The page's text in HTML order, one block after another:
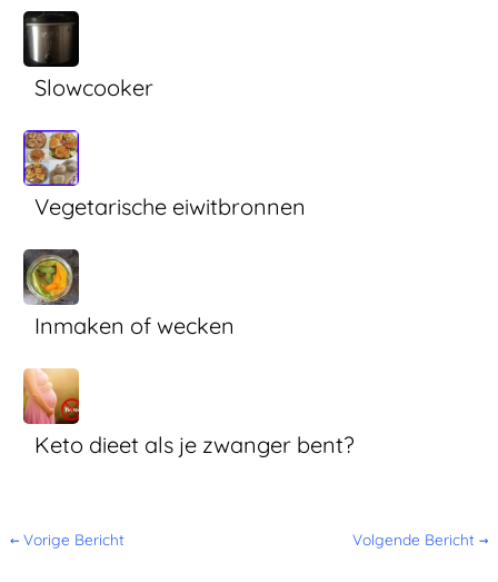
Slowcooker
Vegetarische eiwitbronnen
Inmaken of wecken
Keto dieet als je zwanger bent?
← Vorige Bericht Volgende Bericht →